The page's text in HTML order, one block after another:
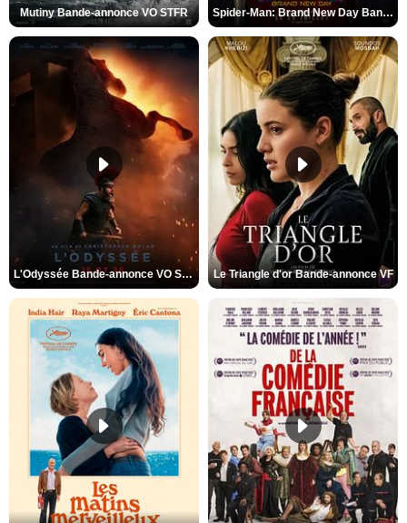
Mutiny Bande-annonce VO STFR Spider-Man: Brand New Day Bande-annonce VO STFR
L'Odyssée Bande-annonce VO STFR Le Triangle d'or Bande-annonce VF